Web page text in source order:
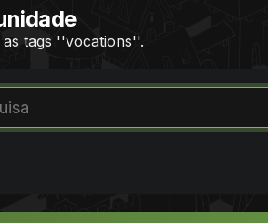
tags ''vocations''.